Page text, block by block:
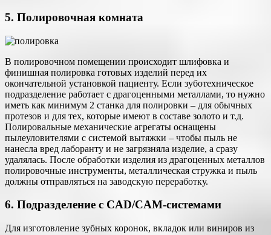
5. Полировочная комната
В полировочном помещении происходит шлифовка и
финишная полировка готовых изделий перед их
окончательной установкой пациенту. Если зуботехническое
подразделение работает с драгоценными металлами, то нужно
иметь как минимум 2 станка для полировки – для обычных
протезов и для тех, которые имеют в составе золото и т.д.
Полировальные механические агрегаты оснащены
пылеуловителями с системой вытяжки – чтобы пыль не
нанесла вред лаборанту и не загрязняла изделие, а сразу
удалялась. После обработки изделия из драгоценных металлов
полировочные инструменты, металлическая стружка и пыль
должны отправляться на заводскую переработку.
6. Подразделение с CAD/CAM-системами
Для изготовление зубных коронок, вкладок или виниров из